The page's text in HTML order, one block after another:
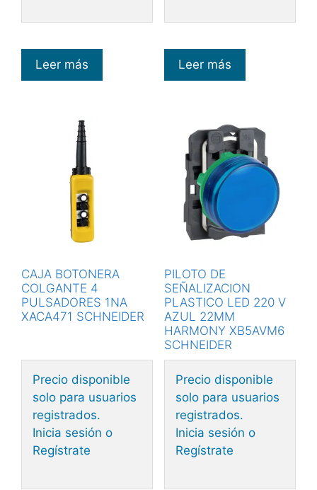
Leer más Leer más
CAJA BOTONERA
COLGANTE 4
PULSADORES 1NA
XACA471 SCHNEIDER
Precio disponible
solo para usuarios
registrados.
Inicia sesión o
Regístrate
PILOTO DE
SEÑALIZACION
PLASTICO LED 220 V
AZUL 22MM
HARMONY XB5AVM6
SCHNEIDER
Precio disponible
solo para usuarios
registrados.
Inicia sesión o
Regístrate